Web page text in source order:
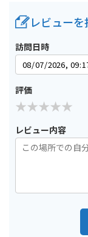
レビュー
訪問日時
評価
レビュー内容